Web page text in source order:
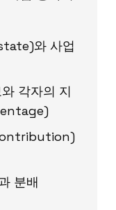
와 사업
각자의 지
분배